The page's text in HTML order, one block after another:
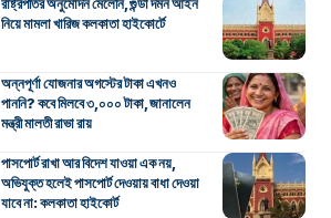
নিয়ে মামলা খারিজ কলকাতা হাইকোর্টে
অন্নপূর্ণা যোজনার অগস্টের টাকা এখনও
পাননি? কবে মিলবে ৩,০০০ টাকা, জানালেন
মন্ত্রী মালতী রাভা রায়
পাসপোর্ট রাখা আর বিদেশ যাওয়া এক নয়,
অভিযুক্ত হলেই পাসপোর্ট দেওয়ায় বাধা দেওয়া
যাবে না: কলকাতা হাইকোর্ট